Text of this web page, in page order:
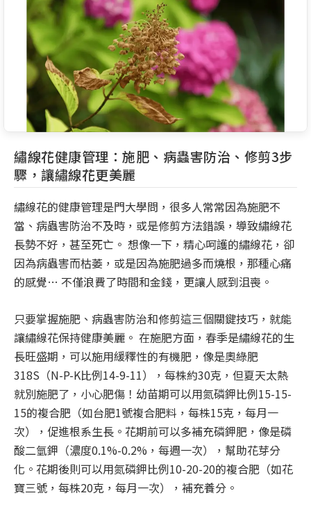
繡線花健康管理：施肥、病蟲害防治、修剪3步
驟，讓繡線花更美麗
繡線花的健康管理是門大學問，很多人常常因為施肥不
當、病蟲害防治不及時，或是修剪方法錯誤，導致繡線花
長勢不好，甚至死亡。 想像一下，精心呵護的繡線花，卻
因為病蟲害而枯萎，或是因為施肥過多而燒根，那種心痛
的感覺… 不僅浪費了時間和金錢，更讓人感到沮喪。
只要掌握施肥、病蟲害防治和修剪這三個關鍵技巧，就能
讓繡線花保持健康美麗。 在施肥方面，春季是繡線花的生
長旺盛期，可以施用緩釋性的有機肥，像是奧綠肥
318S（N-P-K比例14-9-11），每株約30克，但夏天太熱
就別施肥了，小心肥傷！幼苗期可以用氮磷鉀比例15-15-
15的複合肥（如台肥1號複合肥料，每株15克，每月一
次），促進根系生長。花期前可以多補充磷鉀肥，像是磷
酸二氫鉀（濃度0.1%-0.2%，每週一次），幫助花芽分
化。花期後則可以用氮磷鉀比例10-20-20的複合肥（如花
寶三號，每株20克，每月一次），補充養分。